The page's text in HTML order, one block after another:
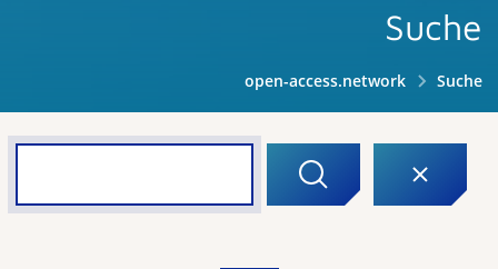
Suche
open-access.network Suche